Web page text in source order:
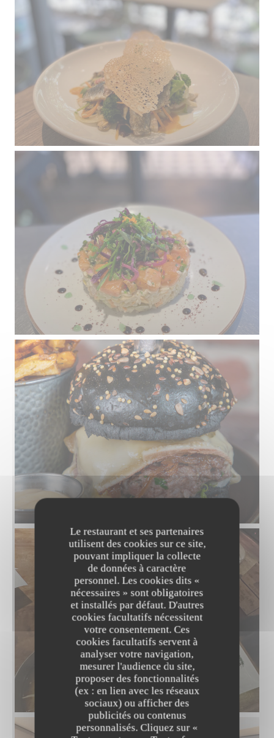
Le restaurant et ses partenaires
utilisent des cookies sur ce site,
pouvant impliquer la collecte
de données à caractère
personnel. Les cookies dits «
nécessaires » sont obligatoires
et installés par défaut. D'autres
cookies facultatifs nécessitent
votre consentement. Ces
cookies facultatifs servent à
analyser votre navigation,
mesurer l'audience du site,
proposer des fonctionnalités
(ex : en lien avec les réseaux
sociaux) ou afficher des
publicités ou contenus
personnalisés. Cliquez sur «